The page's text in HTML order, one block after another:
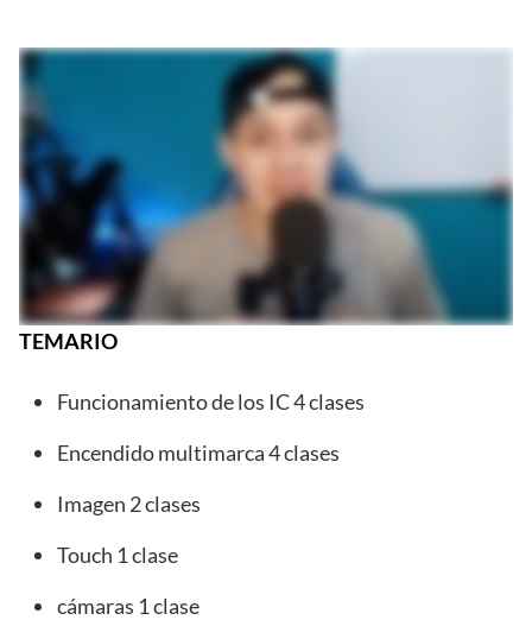
contenido
TEMARIO
Funcionamiento de los IC 4 clases
Encendido multimarca 4 clases
Imagen 2 clases
Touch 1 clase
cámaras 1 clase